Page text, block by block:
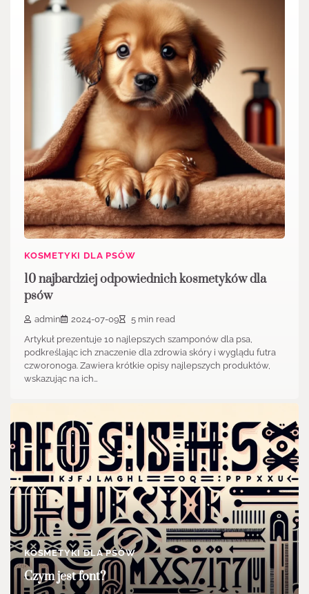
KOSMETYKI DLA PSÓW
10 najbardziej odpowiednich kosmetyków dla
psów
admin 2024-07-09
5 min read
Artykuł prezentuje 10 najlepszych szamponów dla psa,
podkreślając ich znaczenie dla zdrowia skóry i wyglądu futra
czworonoga. Zawiera krótkie opisy najlepszych produktów,
wskazując na ich…
KOSMETYKI DLA PSÓW
Czym jest font?